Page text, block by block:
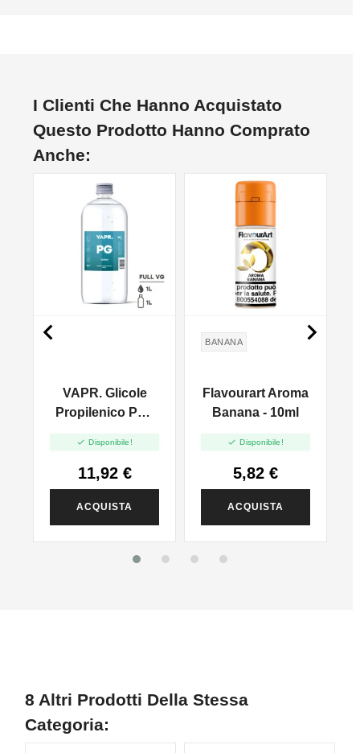
I Clienti Che Hanno Acquistato
Questo Prodotto Hanno Comprato
Anche:
VAPR. Glicole
Propilenico PG -
 Disponibile!
11,92 €
ACQUISTA
BANANA
Flavourart Aroma
Banana - 10ml
 Disponibile!
5,82 €
ACQUISTA
 
8 Altri Prodotti Della Stessa
Categoria: